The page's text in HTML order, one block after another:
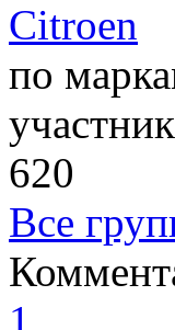
Citroen
по
участник
620
Все